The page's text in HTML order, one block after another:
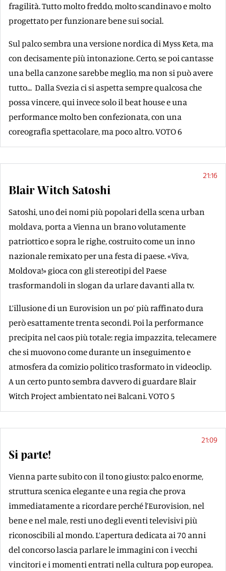
fragilità. Tutto molto freddo, molto scandinavo e molto
progettato per funzionare bene sui social.
Sul palco sembra una versione nordica di Myss Keta, ma
con decisamente più intonazione. Certo, se poi cantasse
una bella canzone sarebbe meglio, ma non si può avere
tutto... Dalla Svezia ci si aspetta sempre qualcosa che
possa vincere, qui invece solo il beat house e una
performance molto ben confezionata, con una
coreografia spettacolare, ma poco altro. VOTO 6
21:16
Blair Witch Satoshi
Satoshi, uno dei nomi più popolari della scena urban
moldava, porta a Vienna un brano volutamente
patriottico e sopra le righe, costruito come un inno
nazionale remixato per una festa di paese. «Viva,
Moldova!» gioca con gli stereotipi del Paese
trasformandoli in slogan da urlare davanti alla tv.
L’illusione di un Eurovision un po’ più raffinato dura
però esattamente trenta secondi. Poi la performance
precipita nel caos più totale: regia impazzita, telecamere
che si muovono come durante un inseguimento e
atmosfera da comizio politico trasformato in videoclip.
A un certo punto sembra davvero di guardare Blair
Witch Project ambientato nei Balcani. VOTO 5
21:09
Si parte!
Vienna parte subito con il tono giusto: palco enorme,
struttura scenica elegante e una regia che prova
immediatamente a ricordare perché l’Eurovision, nel
bene e nel male, resti uno degli eventi televisivi più
riconoscibili al mondo. L’apertura dedicata ai 70 anni
del concorso lascia parlare le immagini con i vecchi
vincitori e i momenti entrati nella cultura pop europea.